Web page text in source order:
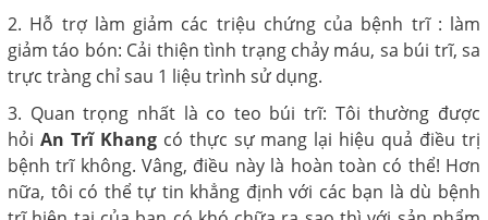
2. Hỗ trợ làm giảm các triệu chứng của bệnh trĩ : làm
giảm táo bón: Cải thiện tình trạng chảy máu, sa búi trĩ, sa
trực tràng chỉ sau 1 liệu trình sử dụng.
3. Quan trọng nhất là co teo búi trĩ: Tôi thường được
hỏi An Trĩ Khangcó thực sự mang lại hiệu quả điều trị
bệnh trĩ không. Vâng, điều này là hoàn toàn có thể! Hơn
nữa, tôi có thể tự tin khẳng định với các bạn là dù bệnh